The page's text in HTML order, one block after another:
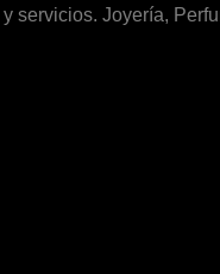
servicios. Joyería,